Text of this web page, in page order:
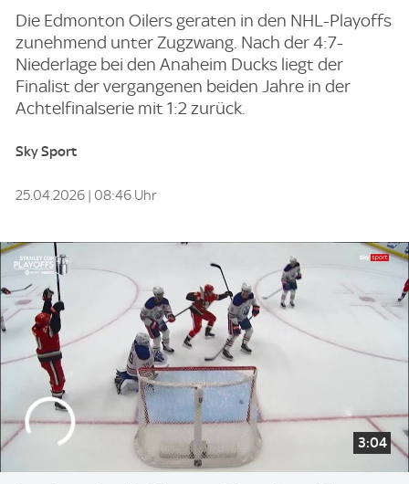
Die Edmonton Oilers geraten in den NHL-Playoffs
zunehmend unter Zugzwang. Nach der 4:7-
Niederlage bei den Anaheim Ducks liegt der
Finalist der vergangenen beiden Jahre in der
Achtelfinalserie mit 1:2 zurück.
Sky Sport
25.04.2026 | 08:46 Uhr
3:04